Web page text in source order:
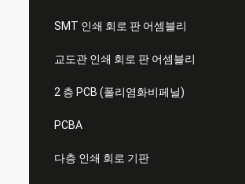
SMT 인쇄 회로 판 어셈블리
교도관 인쇄 회로 판 어셈블리
2 층 PCB (폴리염화비페닐)
PCBA
다층 인쇄 회로 기판